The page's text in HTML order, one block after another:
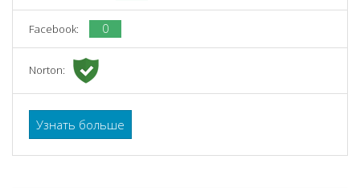
Facebook: 0
Norton:
Узнать больше